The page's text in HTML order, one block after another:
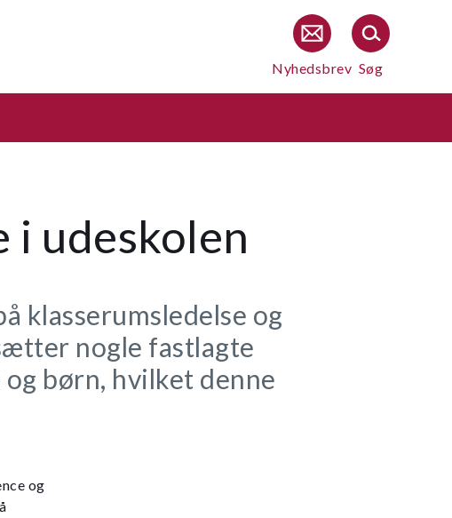
Nyhedsbrev Søg
i udeskolen
klasserumsledelse og
nogle fastlagte
børn, hvilket denne
og